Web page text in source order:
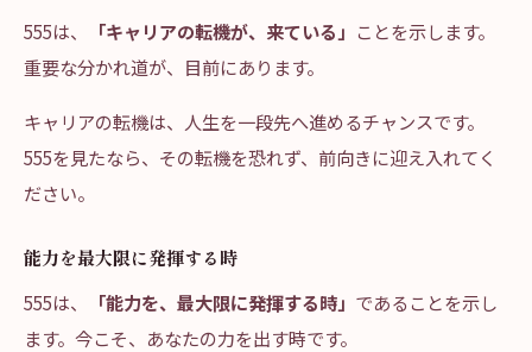
555は、
「キャリアの転機が、来ている」 ことを示します。
重要な分かれ道が、目前にあります。
キャリアの転機は、人生を一段先へ進めるチャンスです。
555を見たなら、その転機を恐れず、前向きに迎え入れてく
ださい。
能力を最大限に発揮する時
555は、
「能力を、最大限に発揮する時」 であることを示し
ます。今こそ、あなたの力を出す時です。